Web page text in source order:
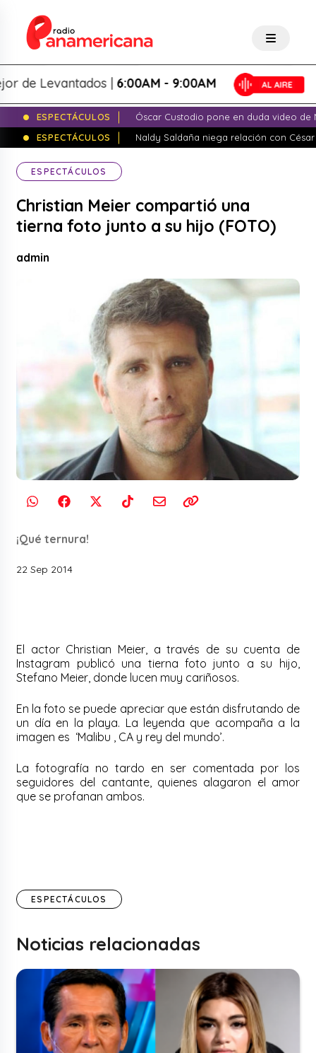
Levantados |6:00AM - 9:00AM
ESPECTÁCULOS
Óscar Custodio pone en duda video de
ESPECTÁCULOS
Naldy Saldaña niega relación con
ESPECTÁCULOS
Christian Meier compartió una
tierna foto junto a su hijo (FOTO)
admin
¡Qué ternura!
22 Sep 2014
El actor Christian Meier, a través de su cuenta de
Instagram publicó una tierna foto junto a su hijo,
Stefano Meier, donde lucen muy cariñosos.
En la foto se puede apreciar que están disfrutando de
un día en la playa. La leyenda que acompaña a la
imagen es ‘Malibu , CA y rey del mundo’.
La fotografía no tardo en ser comentada por los
seguidores del cantante, quienes alagaron el amor
que se profanan ambos.
ESPECTÁCULOS
Noticias relacionadas